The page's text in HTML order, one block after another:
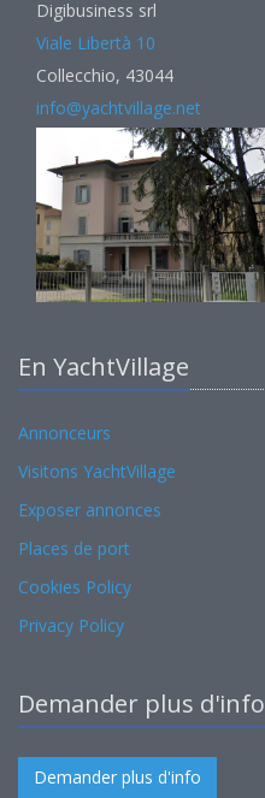
Digibusiness srl
Viale Libertà 10
Collecchio, 43044
info@yachtvillage.net
En YachtVillage
Annonceurs
Visitons YachtVillage
Exposer annonces
Places de port
Cookies Policy
Privacy Policy
Demander plus d'info
Demander plus d'info